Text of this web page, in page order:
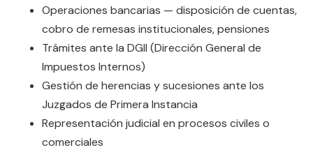
Operaciones bancarias — disposición de cuentas,
cobro de remesas institucionales, pensiones
Trámites ante la DGII (Dirección General de
Impuestos Internos)
Gestión de herencias y sucesiones ante los
Juzgados de Primera Instancia
Representación judicial en procesos civiles o
comerciales